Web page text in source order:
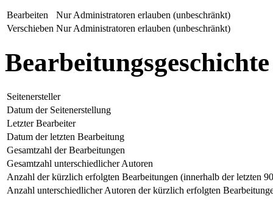
Bearbeiten
Nur Administratoren erlauben (unbeschränkt)
Verschieben Nur Administratoren erlauben (unbeschränkt)
Bearbeitungsgeschichte
Seitenersteller
Datum der Seitenerstellung
Letzter Bearbeiter
Datum der letzten Bearbeitung
Gesamtzahl der Bearbeitungen
Gesamtzahl unterschiedlicher Autoren
Anzahl der kürzlich erfolgten Bearbeitungen (innerhalb der letzten
Anzahl unterschiedlicher Autoren der kürzlich erfolgten